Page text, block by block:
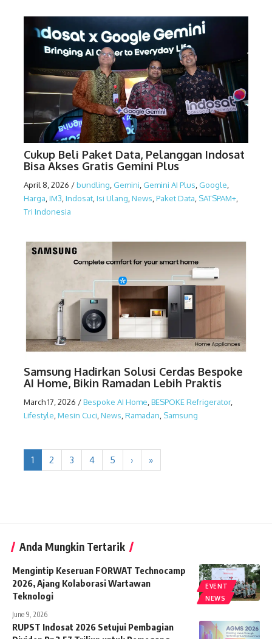
Cukup Beli Paket Data, Pelanggan Indosat
Bisa Akses Gratis Gemini Plus
April 8, 2026 /bundling Gemini Gemini AI Plus Google
Harga IM3 Indosat Isi Ulang News Paket Data SATSPAM+
Tri Indonesia
Samsung Hadirkan Solusi Cerdas Bespoke
AI Home, Bikin Ramadan Lebih Praktis
March 17, 2026 /Bespoke AI Home BESPOKE Refrigerator,
Lifestyle Mesin Cuci News Ramadan Samsung
1 2 3 4 5 › »
Anda Mungkin Tertarik
EVENT
NEWS
Mengintip Keseruan FORWAT Technocamp
2026, Ajang Kolaborasi Wartawan
Teknologi
June 9, 2026
RUPST Indosat 2026 Setujui Pembagian